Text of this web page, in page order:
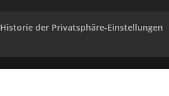
Historie der Privatsphäre-Einstellungen